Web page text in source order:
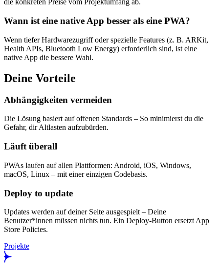
die konkreten Preise vom Projektumfang ab.
Wann ist eine native App besser als eine PWA?
Wenn tiefer Hardwarezugriff oder spezielle Features (z. B. ARKit,
Health APIs, Bluetooth Low Energy) erforderlich sind, ist eine
native App die bessere Wahl.
Deine Vorteile
Abhängigkeiten vermeiden
Die Lösung basiert auf offenen Standards – So minimierst du die
Gefahr, dir Altlasten aufzubürden.
Läuft überall
PWAs laufen auf allen Plattformen: Android, iOS, Windows,
macOS, Linux – mit einer einzigen Codebasis.
Deploy to update
Updates werden auf deiner Seite ausgespielt – Deine
Benutzer*innen müssen nichts tun. Ein Deploy-Button ersetzt App
Store Policies.
Projekte